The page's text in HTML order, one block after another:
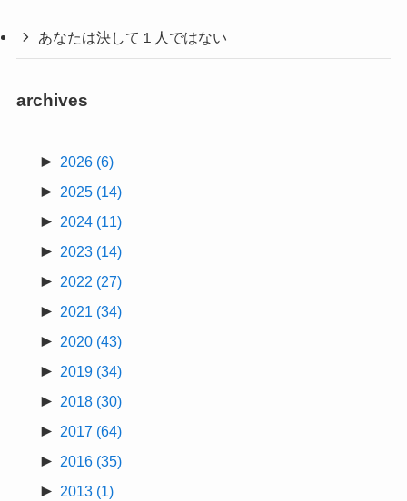
あなたは決して１人ではない
archives
► 2026 (6)
► 2025 (14)
► 2024 (11)
► 2023 (14)
► 2022 (27)
► 2021 (34)
► 2020 (43)
► 2019 (34)
► 2018 (30)
► 2017 (64)
► 2016 (35)
► 2013 (1)